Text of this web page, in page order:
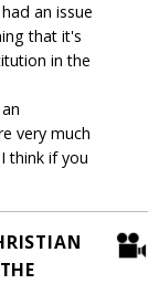
an issue
that it's
in the
very much
think if you